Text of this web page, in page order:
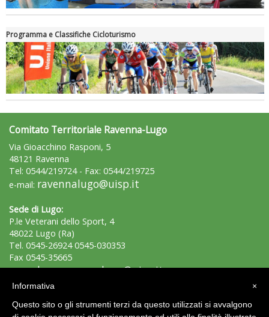
Programma e Classifiche Cicloturismo
Comitato Territoriale Ravenna-Lugo
Via Gioacchino Rasponi, 5
48121 Ravenna
Tel: 0544/219724 - Fax: 0544/219725
e-mail: ravennalugo@uisp.it
Sede di Lugo:
P.le Veterani dello Sport, 4
48022 Lugo (Ra)
Tel. 0545-26924 0545-030353
Fax 0545-35665
e-mail:lugo.ravennalugo@uisp.it
P.Iva: 01213480393
×
Informativa
Questo sito o gli strumenti terzi da questo utilizzati si avvalgono